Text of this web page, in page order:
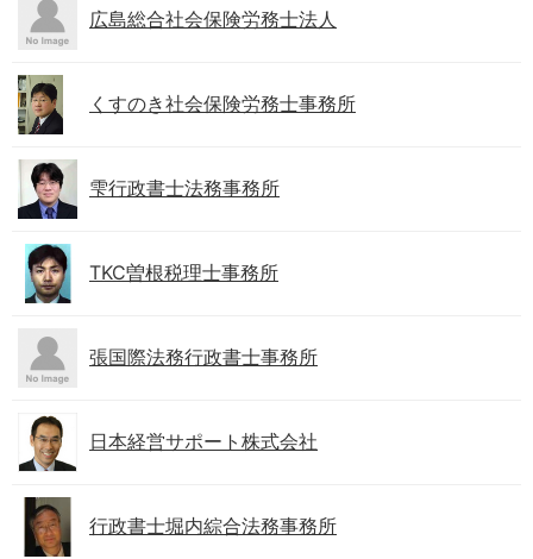
広島総合社会保険労務士法人
くすのき社会保険労務士事務所
雫行政書士法務事務所
TKC曽根税理士事務所
張国際法務行政書士事務所
日本経営サポート株式会社
行政書士堀内綜合法務事務所